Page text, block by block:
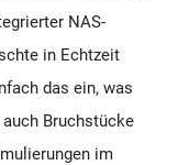
NAS-
in Echtzeit
das ein, was
Bruchstücke
im